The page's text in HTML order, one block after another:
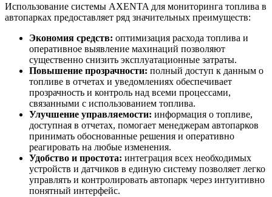
Использование системы AXENTA для мониторинга топлива в
автопарках предоставляет ряд значительных преимуществ:
Экономия средств: оптимизация расхода топлива и
оперативное выявление махинаций позволяют
существенно снизить эксплуатационные затраты.
Повышение прозрачности: полный доступ к данным о
топливе в отчетах и уведомлениях обеспечивает
прозрачность и контроль над всеми процессами,
связанными с использованием топлива.
Улучшение управляемости: информация о топливе,
доступная в отчетах, помогает менеджерам автопарков
принимать обоснованные решения и оперативно
реагировать на любые изменения.
Удобство и простота: интеграция всех необходимых
устройств и датчиков в единую систему позволяет легко
управлять и контролировать автопарк через интуитивно
понятный интерфейс.